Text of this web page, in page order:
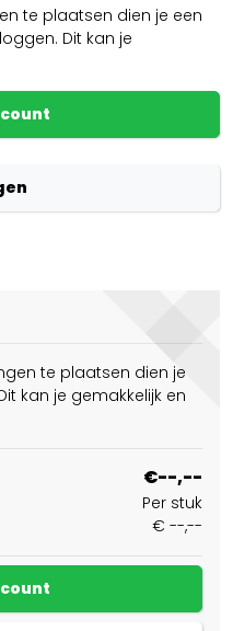
te plaatsen dien je een
Dit kan je
te plaatsen dien je
kan je gemakkelijk en
€--,--
Per stuk
€ --,--